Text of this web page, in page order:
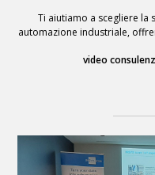
Ti aiutiamo a scegliere
automazione industriale,
video